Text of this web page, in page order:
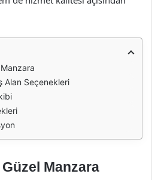
Alan Seçenekleri
Manzara